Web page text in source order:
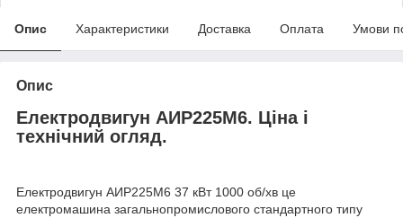
Опис Характеристики Доставка Оплата Умови
Опис
Електродвигун АИР225М6. Ціна і
технічний огляд.
Електродвигун АИР225М6 37 кВт 1000 об/хв це
електромашина загальнопромислового стандартного типу